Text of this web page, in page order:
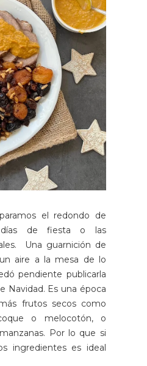
el redondo de
de fiesta o las
Una guarnición de
aire a la mesa de lo
pendiente publicarla
Navidad. Es una época
frutos secos como
o melocotón, o
Por lo que si
ingredientes es ideal